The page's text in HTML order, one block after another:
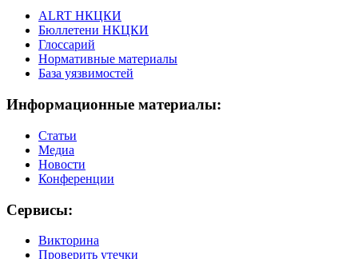
ALRT НКЦКИ
Бюллетени НКЦКИ
Глоссарий
Нормативные материалы
База уязвимостей
Информационные материалы:
Статьи
Медиа
Новости
Конференции
Сервисы:
Викторина
Проверить утечки